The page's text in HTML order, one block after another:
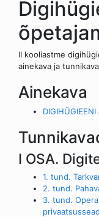
II kooliastme
ainekava ja
Ainekava
I OSA.
1. tund.
2. tund.
3. tund.